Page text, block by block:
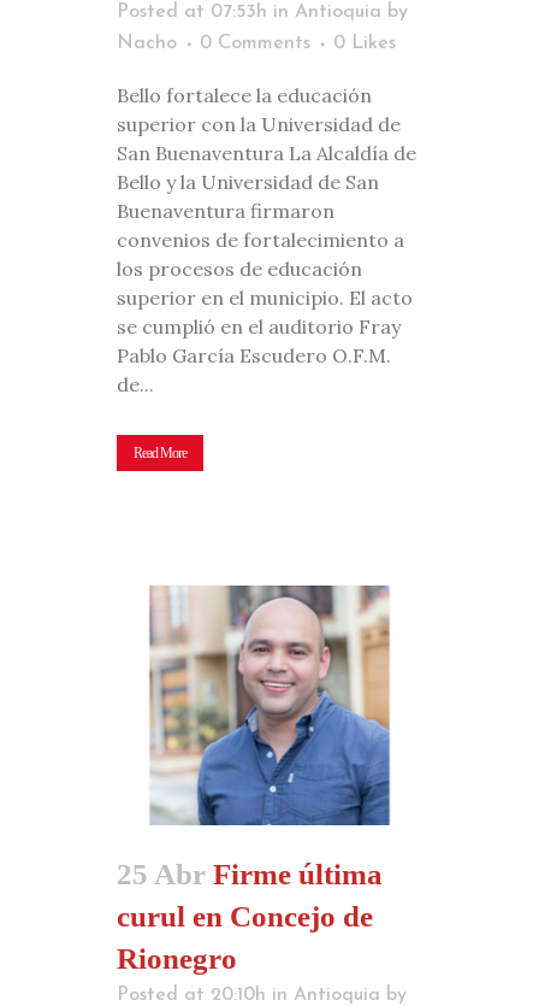
Posted at 07:53h in Antioquia by
Nacho
0 Comments 0 Likes
Bello fortalece la educación
superior con la Universidad de
San Buenaventura La Alcaldía de
Bello y la Universidad de San
Buenaventura firmaron
convenios de fortalecimiento a
los procesos de educación
superior en el municipio. El acto
se cumplió en el auditorio Fray
Pablo García Escudero O.F.M.
de...
Read More
25 Abr Firme última
curul en Concejo de
Rionegro
Posted at 20:10h in Antioquia by